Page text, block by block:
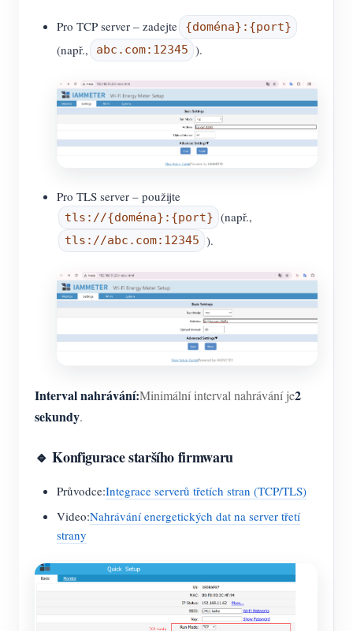
Pro TCP server – zadejte {doména}:{port}
(např., abc.com:12345 ).
Pro TLS server – použijte
tls://{doména}:{port} (např.,
tls://abc.com:12345 ).
Interval nahrávání:Minimální interval nahrávání je2
sekundy.
🔹 Konfigurace staršího firmwaru
Průvodce:Integrace serverů třetích stran (TCP/TLS)
Video:Nahrávání energetických dat na server třetí
strany